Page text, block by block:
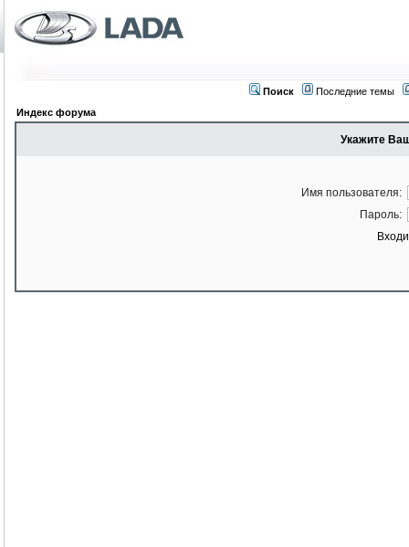
Поиск
Последние темы
Индекс форума
Укажите
Имя пользователя:
Пароль: